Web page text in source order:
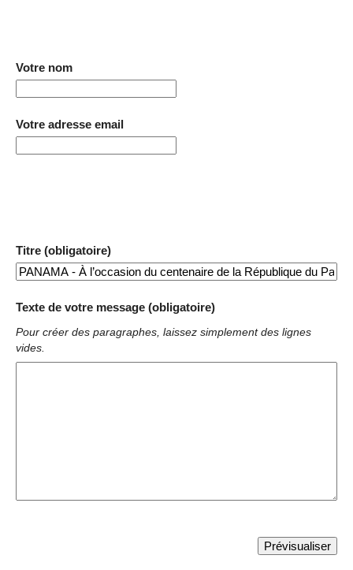
Votre nom
Votre adresse email
Titre (obligatoire)
Texte de votre message (obligatoire)
Pour créer des paragraphes, laissez simplement des lignes
vides.